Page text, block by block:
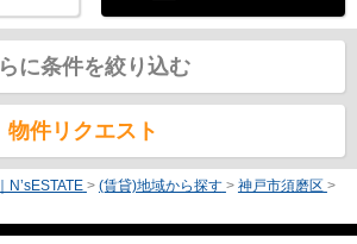
に条件を絞り込む
物件リクエスト
N’sESTATE > (賃貸)地域から探す > 神戸市須磨区 >